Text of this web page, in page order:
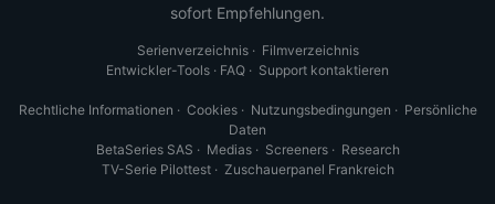
sofort Empfehlungen.
Serienverzeichnis· Filmverzeichnis
Entwickler-Tools · FAQ · Support kontaktieren
Rechtliche Informationen · Cookies· Nutzungsbedingungen · Persönliche
Daten
BetaSeries SAS · Medias· Screeners· Research
TV-Serie Pilottest· Zuschauerpanel Frankreich